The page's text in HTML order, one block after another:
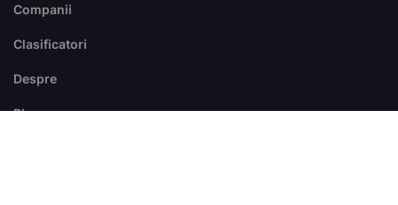
Companii
Clasificatori
Despre
Blog